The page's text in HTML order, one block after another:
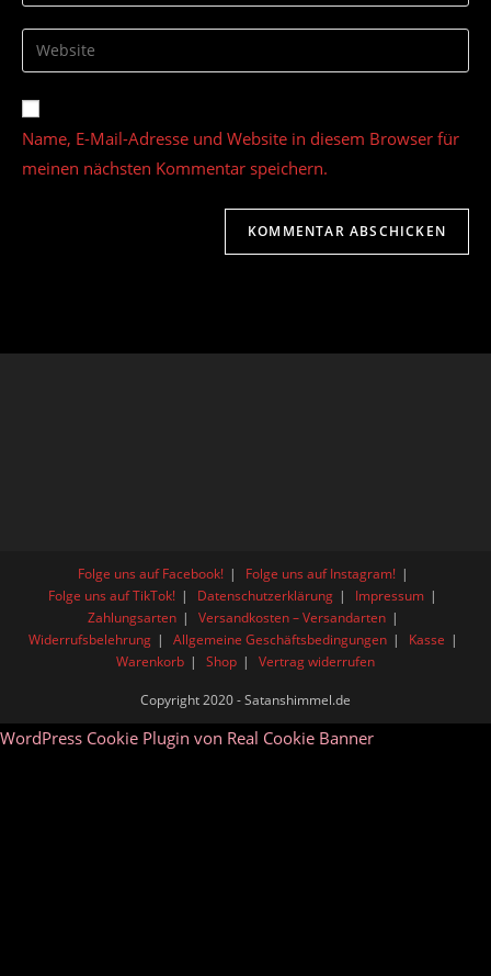
zum
Kommentieren
ein
E-
Mail-
zum
Kommentieren
ein
Gib
deine
Website-
URL
ein
(optional)
Name, E-Mail-Adresse und Website in diesem Browser für
meinen nächsten Kommentar speichern.
Folge uns auf Facebook!
Folge uns auf Instagram!
Folge uns auf TikTok!
Datenschutzerklärung
Impressum
Zahlungsarten
Versandkosten – Versandarten
Widerrufsbelehrung
Allgemeine Geschäftsbedingungen
Kasse
Warenkorb
Shop Vertrag widerrufen
Copyright 2020 - Satanshimmel.de
WordPress Cookie Plugin von Real Cookie Banner